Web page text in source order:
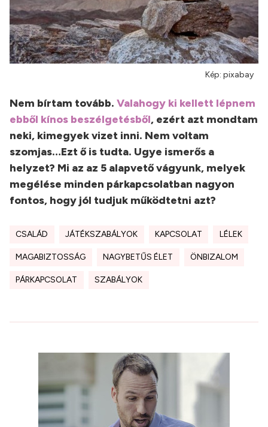
Kép: pixabay
Nem bírtam tovább. Valahogy ki kellett lépnem
ebből kínos beszélgetésből, ezért azt mondtam
neki, kimegyek vizet inni. Nem voltam
szomjas…Ezt ő is tudta. Ugye ismerős a
helyzet? Mi az az 5 alapvető vágyunk, melyek
megélése minden párkapcsolatban nagyon
fontos, hogy jól tudjuk működtetni azt?
CSALÁD JÁTÉKSZABÁLYOK KAPCSOLAT LÉLEK
MAGABIZTOSSÁG NAGYBETŰS ÉLET ÖNBIZALOM
PÁRKAPCSOLAT SZABÁLYOK